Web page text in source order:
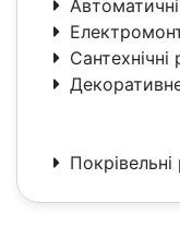
Сантехнічні